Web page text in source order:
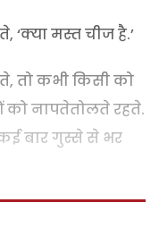
मस्त चीज है.’
तो कभी किसी को
नापतेतोलते रहते.
बार गुस्से से भर